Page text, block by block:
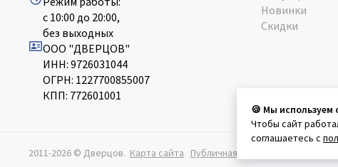
с 10:00 до 20:00,
без выходных
ООО "ДВЕРЦОВ"
ИНН: 9726031044
ОГРН: 1227700855007
КПП: 772601001
Новинки
Скидки
2011-2026 © Дверцов. Карта сайта Публичная оферта
🍪 Мы используем
Чтобы сайт
соглашаетесь с